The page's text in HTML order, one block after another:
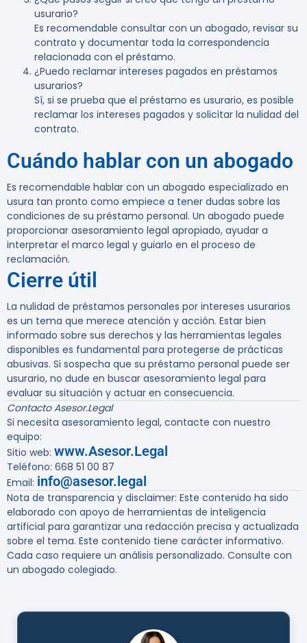
usurario?
Es recomendable consultar con un abogado, revisar su
contrato y documentar toda la correspondencia
relacionada con el préstamo.
¿Puedo reclamar intereses pagados en préstamos
usurarios?
Sí, si se prueba que el préstamo es usurario, es posible
reclamar los intereses pagados y solicitar la nulidad del
contrato.
Cuándo hablar con un abogado
Es recomendable hablar con un abogado especializado en
usura tan pronto como empiece a tener dudas sobre las
condiciones de su préstamo personal. Un abogado puede
proporcionar asesoramiento legal apropiado, ayudar a
interpretar el marco legal y guiarlo en el proceso de
reclamación.
Cierre útil
La nulidad de préstamos personales por intereses usurarios
es un tema que merece atención y acción. Estar bien
informado sobre sus derechos y las herramientas legales
disponibles es fundamental para protegerse de prácticas
abusivas. Si sospecha que su préstamo personal puede ser
usurario, no dude en buscar asesoramiento legal para
evaluar su situación y actuar en consecuencia.
Contacto Asesor.Legal
Si necesita asesoramiento legal, contacte con nuestro
equipo:
Sitio web: www.Asesor.Legal
Teléfono: 668 51 00 87
Email: info@asesor.legal
Nota de transparencia y disclaimer: Este contenido ha sido
elaborado con apoyo de herramientas de inteligencia
artificial para garantizar una redacción precisa y actualizada
sobre el tema. Este contenido tiene carácter informativo.
Cada caso requiere un análisis personalizado. Consulte con
un abogado colegiado.